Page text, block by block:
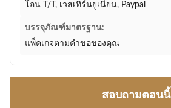
โอน T/T, เวสเทิร์นยูเนี่ยน, Paypal
บรรจุภัณฑ์มาตรฐาน:
แพ็คเกจตามคำขอของคุณ
สอบถามตอนนี้